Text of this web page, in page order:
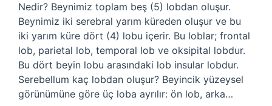
Nedir? Beynimiz toplam beş (5) lobdan oluşur.
Beynimiz iki serebral yarım küreden oluşur ve bu
iki yarım küre dört (4) lobu içerir. Bu loblar; frontal
lob, parietal lob, temporal lob ve oksipital lobdur.
Bu dört beyin lobu arasındaki lob insular lobdur.
Serebellum kaç lobdan oluşur? Beyincik yüzeysel
görünümüne göre üç loba ayrılır: ön lob, arka…